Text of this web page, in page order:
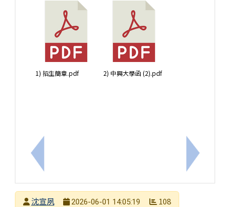
上一筆：114學年度「國民中學健康教育課程種子教師培
1) 招生簡章.pdf 2) 中興大學函 (2).pdf
下一筆：
發布者
沈宣夙
2026-06-01 14:05:19 108